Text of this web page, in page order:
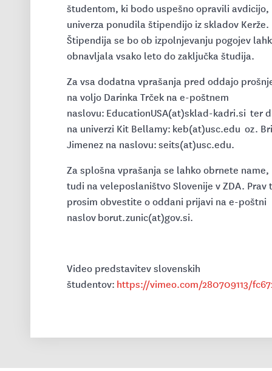
študentom, ki bodo uspešno opravili avdicijo,
univerza ponudila štipendijo iz skladov Kerže.
Štipendija se bo ob izpolnjevanju pogojev
obnavljala vsako leto do zaključka študija.
Za vsa dodatna vprašanja pred oddajo
na voljo Darinka Trček na e-poštnem
naslovu: EducationUSA(at)sklad-kadri.si ter
na univerzi Kit Bellamy: keb(at)usc.edu oz.
Jimenez na naslovu: seits(at)usc.edu.
Za splošna vprašanja se lahko obrnete name,
tudi na veleposlaništvo Slovenije v ZDA. Prav
prosim obvestite o oddani prijavi na e-poštni
naslov borut.zunic(at)gov.si.
Video predstavitev slovenskih
študentov: https://vimeo.com/280709113/